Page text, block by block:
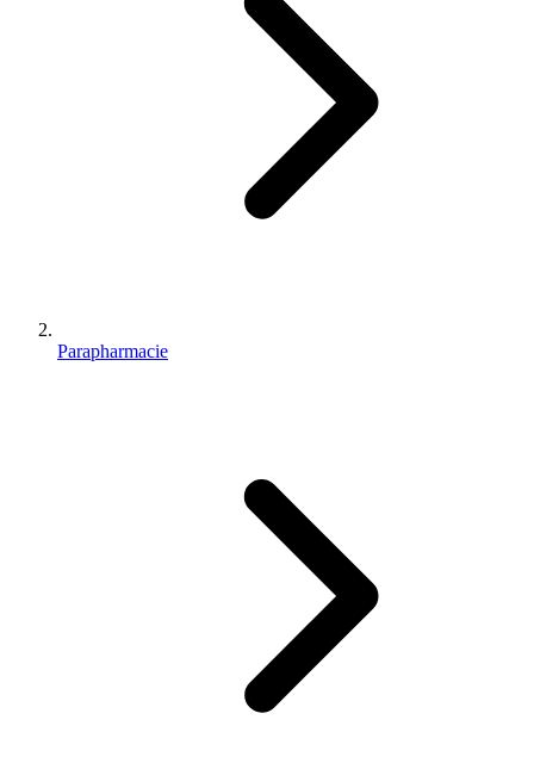
Parapharmacie